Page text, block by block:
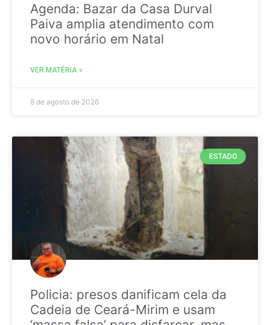
Agenda: Bazar da Casa Durval
Paiva amplia atendimento com
novo horário em Natal
VER MATÉRIA »
8 de agosto de 2026
ESTADO
Policia: presos danificam cela da
Cadeia de Ceará-Mirim e usam